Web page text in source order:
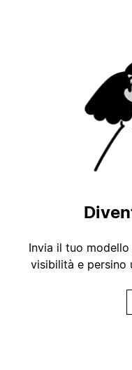
Invia il tuo
visibilità e persino